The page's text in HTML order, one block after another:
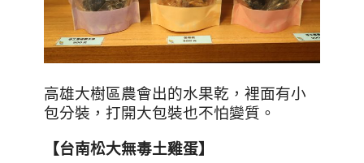
高雄大樹區農會出的水果乾，裡面有小
包分裝，打開大包裝也不怕變質。
【台南松大無毒土雞蛋】